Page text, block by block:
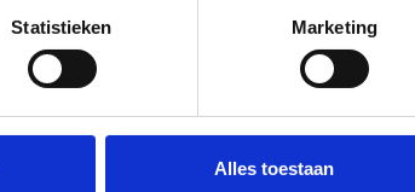
Statistieken Marketing
Alles toestaan
vanuit het
Ieder mens is onderdeel
betekenisvolle relaties.
familie, vrienden, buren,